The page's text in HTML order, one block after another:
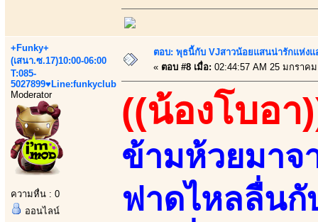
+Funky+
(เสนา.ซ.17)10:00-06:00
T:085-
5027899♥Line:funkyclub
Moderator
ความหื่น : 0
ออนไลน์
ตอบ: พุธนี้กับ VJสาวน้อยแสนน่ารักแห่งแ
« ตอบ #8 เมื่อ: 02:44:57 AM 25 มกราค
((น้องโบอา
ข้ามห้วยมาจ
ฟาดไหลลื่นกั